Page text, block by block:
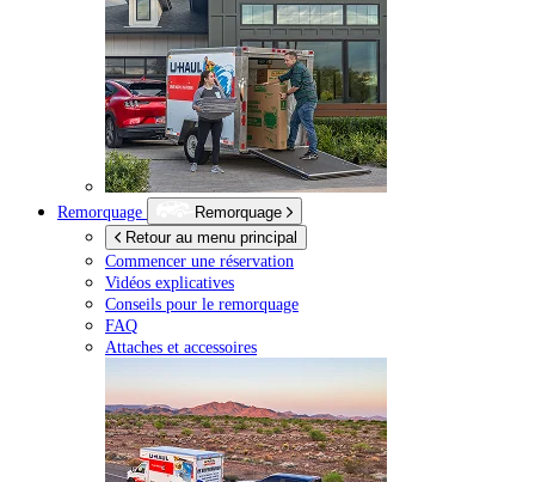
Remorquage
Remorquage
Retour au menu principal
Commencer une réservation
Vidéos explicatives
Conseils pour le remorquage
FAQ
Attaches et accessoires